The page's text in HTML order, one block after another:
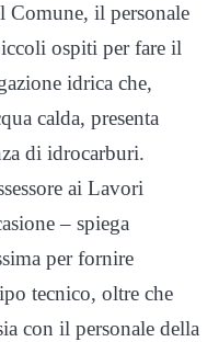
Comune, il personale
ospiti per fare il
idrica che,
calda, presenta
di idrocarburi.
ai Lavori
– spiega
per fornire
tecnico, oltre che
con il personale della